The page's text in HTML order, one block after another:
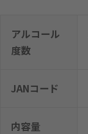
アルコール
度数
JANコード
内容量